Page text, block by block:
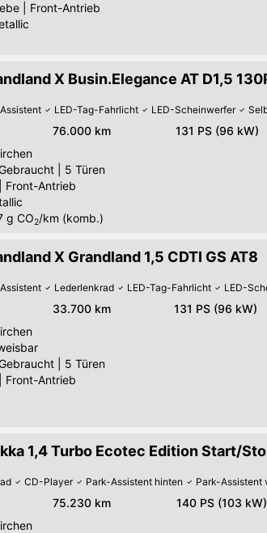
Front-Antrieb
X Busin.Elegance AT D1,5
LED-Tag-Fahrlicht LED-Scheinwerfer
76.000 km 131 PS (96 kW)
5 Türen
Front-Antrieb
g CO2/km (komb.)
X Grandland 1,5 CDTI GS AT8
Lederlenkrad LED-Tag-Fahrlicht LED-
33.700 km 131 PS (96 kW)
5 Türen
Front-Antrieb
1,4 Turbo Ecotec Edition Start/
CD-Player Park-Assistent hinten Park-Assistent
75.230 km 140 PS (103 kW)